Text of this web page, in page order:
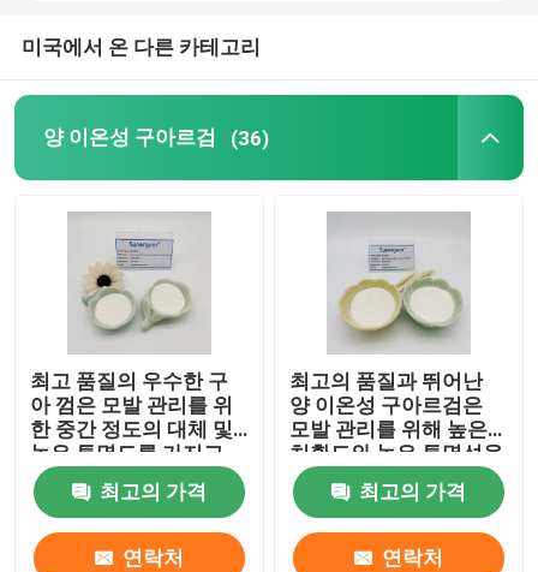
구아 고무접착제
구아 검 진흙
클움핑 대리인
날염 인쇄 껌
미국에서 온 다른 카테고리
양 이온성 구아르검 (36)
최고 품질의 우수한 구
아 껌은 모발 관리를 위
한 중간 정도의 대체 및
높은 투명도를 가지고
있습니다.
최고의 가격
연락처
최고의 품질과 뛰어난
양 이온성 구아르검은
모발 관리를 위해 높은
치환도와 높은 투명성을
가지고 있습니다
최고의 가격
연락처